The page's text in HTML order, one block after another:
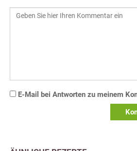
E-Mail bei Antworten zu meinem